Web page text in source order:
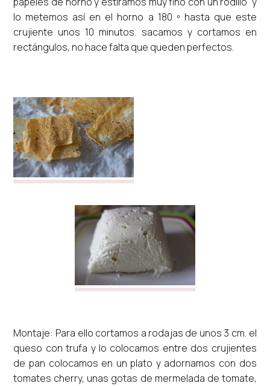
lo metemos así en el horno a 180 º hasta que este
crujiente unos 10 minutos. sacamos y cortamos en
rectángulos, no hace falta que queden perfectos.
Montaje: Para ello cortamos a rodajas de unos 3 cm. el
queso con trufa y lo colocamos entre dos crujientes
de pan colocamos en un plato y adornamos con dos
tomates cherry, unas gotas de mermelada de tomate,